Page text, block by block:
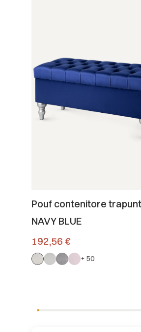
Pouf contenitore
NAVY BLUE
Prezzo
192,56 €
+ 50